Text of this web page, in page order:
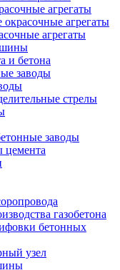
агрегаты
агрегаты
агрегаты
и бетона
заводы
стрелы
заводы
цемента
газобетона
бетонных
узел